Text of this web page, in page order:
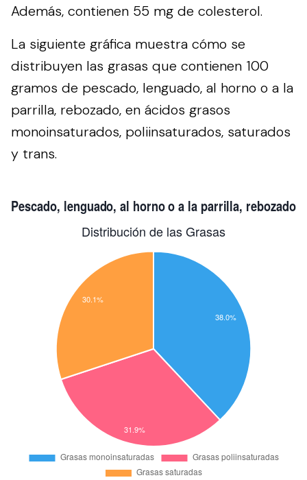
Además, contienen 55 mg de colesterol.
La siguiente gráfica muestra cómo se
distribuyen las grasas que contienen 100
gramos de pescado, lenguado, al horno o a la
parrilla, rebozado, en ácidos grasos
monoinsaturados, poliinsaturados, saturados
y trans.